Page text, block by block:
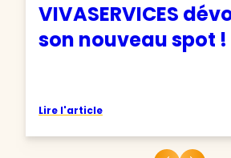
VIVASERVICES
son nouveau spot !
Lire l'article